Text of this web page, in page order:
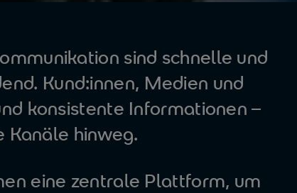
sind schnelle und
Kund:innen, Medien und
konsistente Informationen –
Kanäle hinweg.
eine zentrale Plattform, um